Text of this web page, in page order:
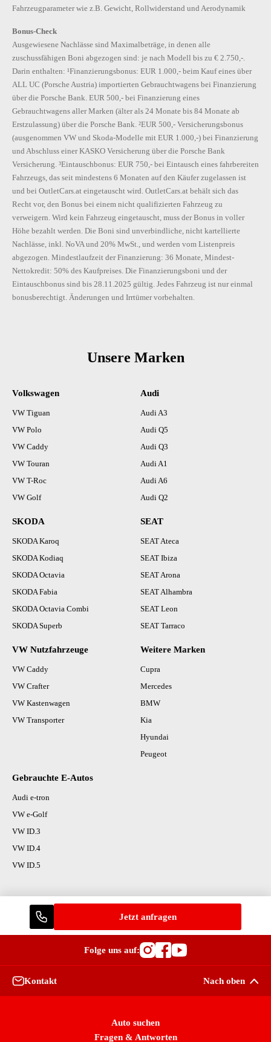
Fahrzeugparameter wie z.B. Gewicht, Rollwiderstand und Aerodynamik
Bonus-Check
Ausgewiesene Nachlässe sind Maximalbeträge, in denen alle
zuschussfähigen Boni abgezogen sind: je nach Modell bis zu € 2.750,-.
Darin enthalten: ¹Finanzierungsbonus: EUR 1.000,- beim Kauf eines über
ALL UC (Porsche Austria) importierten Gebrauchtwagens bei Finanzierung
über die Porsche Bank. EUR 500,- bei Finanzierung eines
Gebrauchtwagens aller Marken (älter als 24 Monate bis 84 Monate ab
Erstzulassung) über die Porsche Bank. ²EUR 500,- Versicherungsbonus
(ausgenommen VW und Skoda-Modelle mit EUR 1.000,-) bei Finanzierung
und Abschluss einer KASKO Versicherung über die Porsche Bank
Versicherung. ³Eintauschbonus: EUR 750,- bei Eintausch eines fahrbereiten
Fahrzeugs, das seit mindestens 6 Monaten auf den Käufer zugelassen ist
und bei OutletCars.at eingetauscht wird. OutletCars.at behält sich das
Recht vor, den Bonus bei einem nicht qualifizierten Fahrzeug zu
verweigern. Wird kein Fahrzeug eingetauscht, muss der Bonus in voller
Höhe bezahlt werden. Die Boni sind unverbindliche, nicht kartellierte
Nachlässe, inkl. NoVA und 20% MwSt., und werden vom Listenpreis
abgezogen. Mindestlaufzeit der Finanzierung: 36 Monate, Mindest-
Nettokredit: 50% des Kaufpreises. Die Finanzierungsboni und der
Eintauschbonus sind bis 28.11.2025 gültig. Jedes Fahrzeug ist nur einmal
bonusberechtigt. Änderungen und Irrtümer vorbehalten.
Unsere Marken
Volkswagen
VW Tiguan
VW Polo
VW Caddy
VW Touran
VW T-Roc
VW Golf
Audi
Audi A3
Audi Q5
Audi Q3
Audi A1
Audi A6
Audi Q2
SKODA
SKODA Karoq
SKODA Kodiaq
SKODA Octavia
SKODA Fabia
SKODA Octavia Combi
SKODA Superb
SEAT
SEAT Ateca
SEAT Ibiza
SEAT Arona
SEAT Alhambra
SEAT Leon
SEAT Tarraco
VW Nutzfahrzeuge
VW Caddy
VW Crafter
VW Kastenwagen
VW Transporter
Weitere Marken
Cupra
Mercedes
BMW
Kia
Hyundai
Peugeot
Gebrauchte E-Autos
Audi e-tron
VW e-Golf
VW ID.3
VW ID.4
VW ID.5
Jetzt anfragen
Folge uns auf:
Besuche
Besuche
Besuche
Kontakt Nach oben
Auto suchen
Fragen & Antworten